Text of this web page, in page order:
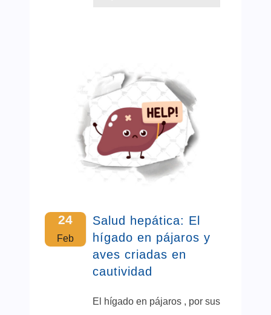
24
Feb
Salud hepática: El
hígado en pájaros y
aves criadas en
cautividad
El hígado en pájaros , por sus